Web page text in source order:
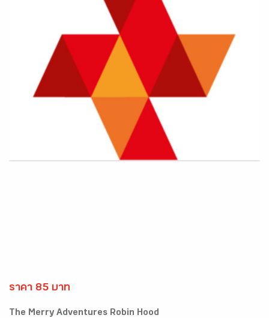
ราคา 85 บาท
The Merry Adventures Robin Hood